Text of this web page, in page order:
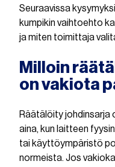
Seuraavissa
kumpikin vaihtoehto
ja miten toimittaja
Milloin
on vakiota
Räätälöity johdinsarja
aina, kun laitteen
tai käyttöympäristö
normeista. Jos